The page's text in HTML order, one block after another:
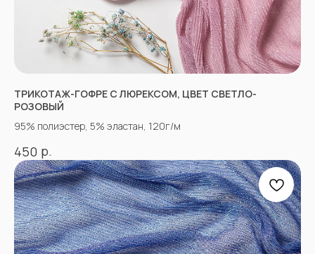
ТРИКОТАЖ-ГОФРЕ С ЛЮРЕКСОМ, ЦВЕТ СВЕТЛО-
РОЗОВЫЙ
95% полиэстер, 5% эластан, 120г/м
450 р.
+7
НЕ НАШЛИ НУЖНУЮ
ТКАНЬ? ОСТАЛИСЬ
ВОПРОСЫ?
помогут вам с выбором и ответят на все
вопросы.